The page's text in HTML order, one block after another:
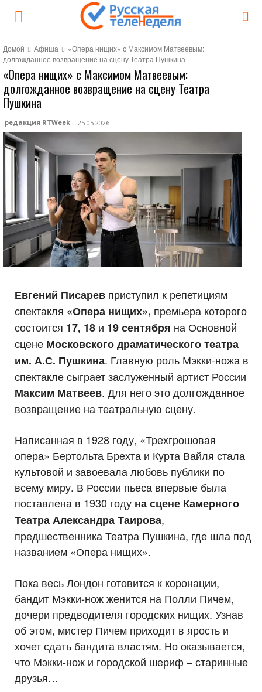
Домой Афиша
«Опера нищих» с Максимом Матвеевым:
долгожданное возвращение на сцену Театра Пушкина
«Опера нищих» с Максимом Матвеевым:
долгожданное возвращение на сцену Театра
Пушкина
редакция RTWeek 25.05.2026
Евгений Писарев приступил к репетициям
спектакля «Опера нищих», премьера которого
состоится 17, 18 и 19 сентября на Основной
сцене Московского драматического театра
им. А.С. Пушкина. Главную роль Мэкки-ножа в
спектакле сыграет заслуженный артист России
Максим Матвеев. Для него это долгожданное
возвращение на театральную сцену.
Написанная в 1928 году, «Трехгрошовая
опера» Бертольта Брехта и Курта Вайля стала
культовой и завоевала любовь публики по
всему миру. В России пьеса впервые была
поставлена в 1930 году на сцене Камерного
Театра Александра Таирова,
предшественника Театра Пушкина, где шла под
названием «Опера нищих».
Пока весь Лондон готовится к коронации,
бандит Мэкки-нож женится на Полли Пичем,
дочери предводителя городских нищих. Узнав
об этом, мистер Пичем приходит в ярость и
хочет сдать бандита властям. Но оказывается,
что Мэкки-нож и городской шериф – старинные
друзья…